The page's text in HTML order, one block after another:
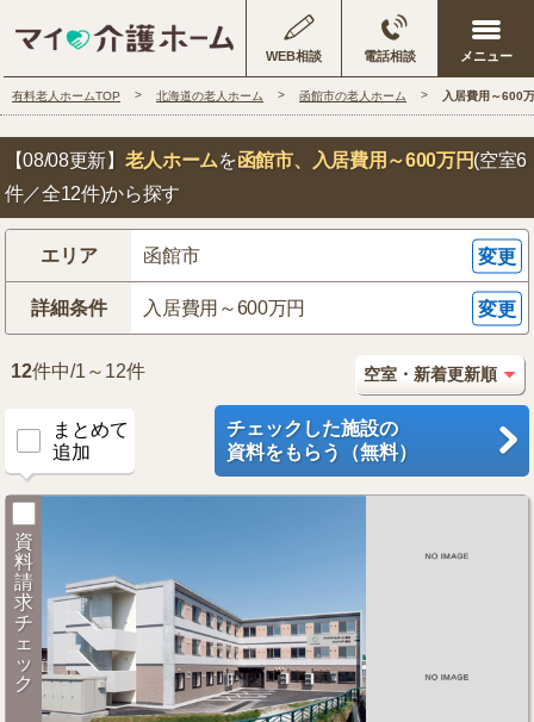
WEB相談 電話相談
有料老人ホームTOP 北海道の老人ホーム 函館市の老人ホーム 入居費用～600
【08/08更新】 老人ホームを函館市、入居費用～600万円(空室6
件／全12件)から探す
エリア 函館市 変更
詳細条件 入居費用～600万円 変更
12件中/1～12件
まとめて
追加
チェックした施設の
資料をもらう（無料）
資
料
請
求
チ
ェ
ッ
ク